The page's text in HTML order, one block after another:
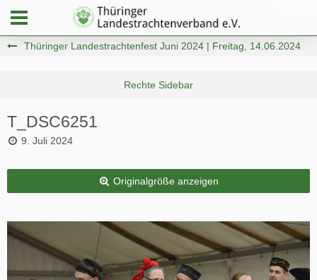
Thüringer Landestrachtenfest Juni 2024 | Freitag, 14.06.2024
T_DSC6251
9. Juli 2024
Originalgröße anzeigen